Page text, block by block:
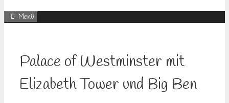
Menü
Palace of Westminster mit
Elizabeth Tower und Big Ben